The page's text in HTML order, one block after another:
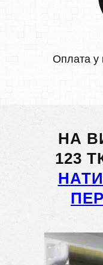
Оплата у
НА
123